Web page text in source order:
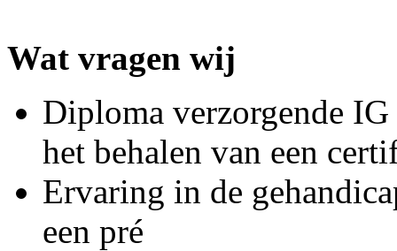
Wat vragen wij
Diploma verzorgende
het behalen van een
Ervaring in de
een pré